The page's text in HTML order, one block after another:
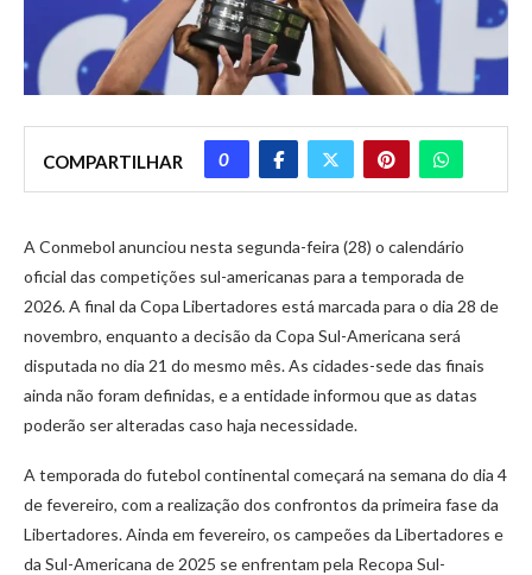
COMPARTILHAR 0
A Conmebol anunciou nesta segunda-feira (28) o calendário
oficial das competições sul-americanas para a temporada de
2026. A final da Copa Libertadores está marcada para o dia 28 de
novembro, enquanto a decisão da Copa Sul-Americana será
disputada no dia 21 do mesmo mês. As cidades-sede das finais
ainda não foram definidas, e a entidade informou que as datas
poderão ser alteradas caso haja necessidade.
A temporada do futebol continental começará na semana do dia 4
de fevereiro, com a realização dos confrontos da primeira fase da
Libertadores. Ainda em fevereiro, os campeões da Libertadores e
da Sul-Americana de 2025 se enfrentam pela Recopa Sul-